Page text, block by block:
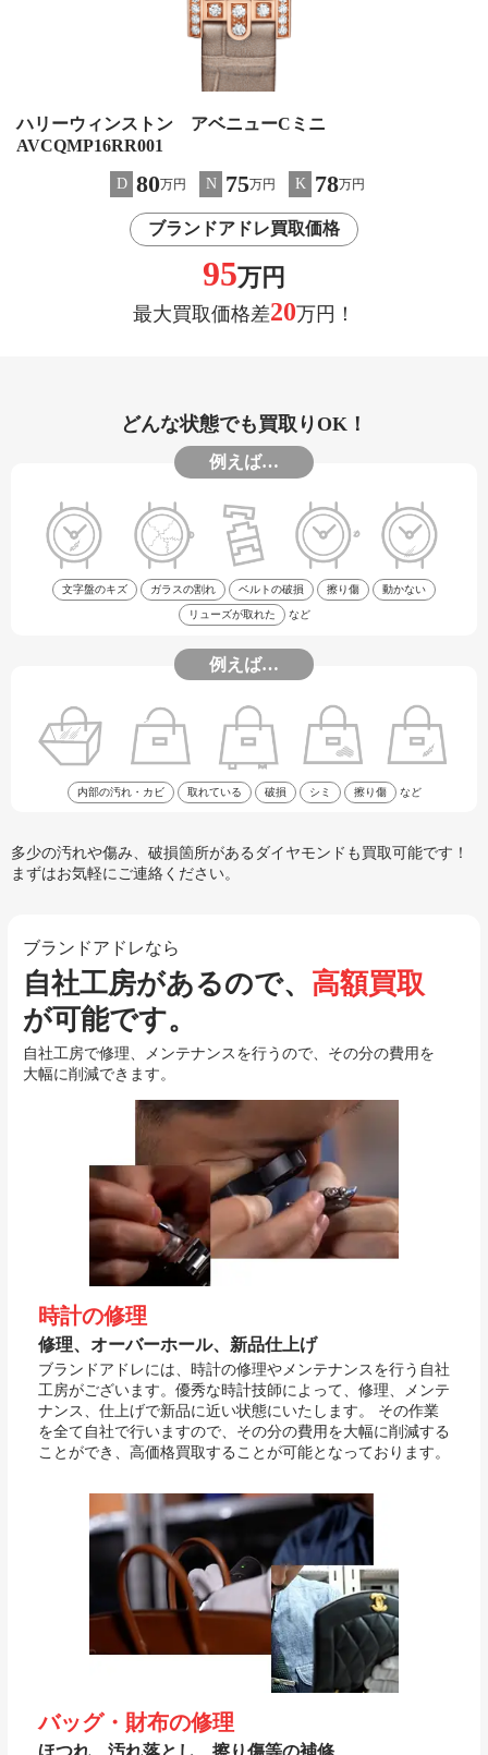
ハリーウィンストン アベニューCミニ
AVCQMP16RR001
D 80万円 N 75万円 K 78万円
ブランドアドレ買取価格
95万円
最大買取価格差20万円！
どんな状態でも買取りOK！
例えば…
文字盤のキズ ガラスの割れ ベルトの破損 擦り傷 動かない
リューズが取れた など
例えば…
内部の汚れ・カビ 取れている 破損 シミ 擦り傷 など
多少の汚れや傷み、破損箇所があるダイヤモンドも買取可能です！
まずはお気軽にご連絡ください。
ブランドアドレなら
自社工房があるので、 高額買取
が可能です。
自社工房で修理、メンテナンスを行うので、その分の費用を
大幅に削減できます。
時計の修理
修理、オーバーホール、新品仕上げ
ブランドアドレには、時計の修理やメンテナンスを行う自社
工房がございます。優秀な時計技師によって、修理、メンテ
ナンス、仕上げで新品に近い状態にいたします。 その作業
を全て自社で行いますので、その分の費用を大幅に削減する
ことができ、高価格買取することが可能となっております。
バッグ・財布の修理
ほつれ、汚れ落とし、擦り傷等の補修